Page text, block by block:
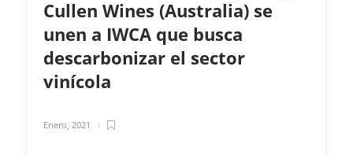
Cullen Wines (Australia) se
unen a IWCA que busca
descarbonizar el sector
vinícola
Enero, 2021